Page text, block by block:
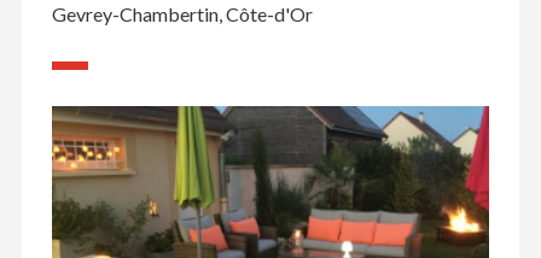
Gevrey-Chambertin, Côte-d'Or